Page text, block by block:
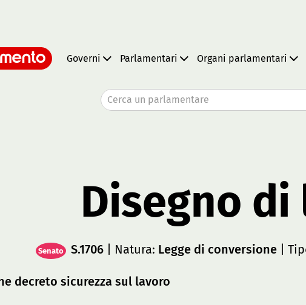
Governi Parlamentari Organi parlamentari
Cerca un parlamentare
Disegno di
Senato S.1706 | Natura: Legge di conversione |
decreto sicurezza sul lavoro